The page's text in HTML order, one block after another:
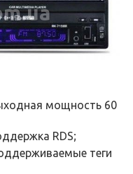
мощность 60
RDS;
теги